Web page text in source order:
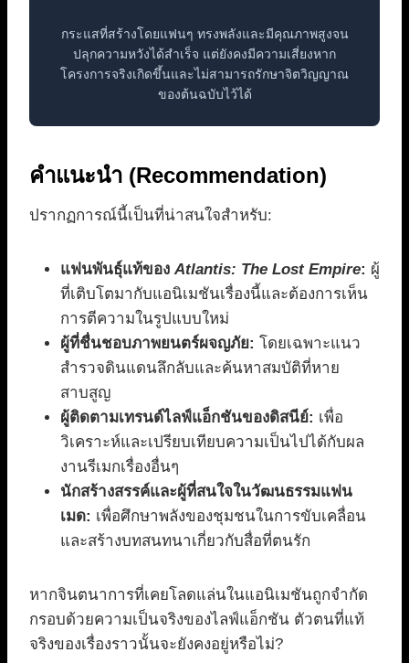
กระแสที่สร้างโดยแฟนๆ ทรงพลังและมีคุณภาพสูงจน
ปลุกความหวังได้สำเร็จ แต่ยังคงมีความเสี่ยงหาก
โครงการจริงเกิดขึ้นและไม่สามารถรักษาจิตวิญญาณ
ของต้นฉบับไว้ได้
คำแนะนำ (Recommendation)
ปรากฏการณ์นี้เป็นที่น่าสนใจสำหรับ:
แฟนพันธุ์แท้ของ Atlantis: The Lost Empire: ผู้
ที่เติบโตมากับแอนิเมชันเรื่องนี้และต้องการเห็น
การตีความในรูปแบบใหม่
ผู้ที่ชื่นชอบภาพยนตร์ผจญภัย: โดยเฉพาะแนว
สำรวจดินแดนลึกลับและค้นหาสมบัติที่หาย
สาบสูญ
ผู้ติดตามเทรนด์ไลฟ์แอ็กชันของดิสนีย์: เพื่อ
วิเคราะห์และเปรียบเทียบความเป็นไปได้กับผล
งานรีเมกเรื่องอื่นๆ
นักสร้างสรรค์และผู้ที่สนใจในวัฒนธรรมแฟน
เมด: เพื่อศึกษาพลังของชุมชนในการขับเคลื่อน
และสร้างบทสนทนาเกี่ยวกับสื่อที่ตนรัก
หากจินตนาการที่เคยโลดแล่นในแอนิเมชันถูกจำกัด
กรอบด้วยความเป็นจริงของไลฟ์แอ็กชัน ตัวตนที่แท้
จริงของเรื่องราวนั้นจะยังคงอยู่หรือไม่?